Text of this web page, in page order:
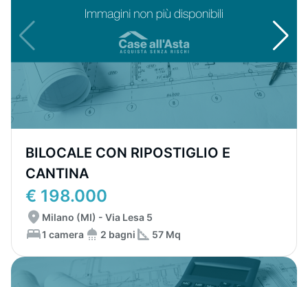
BILOCALE CON RIPOSTIGLIO E
CANTINA
€ 198.000
Milano (MI) - Via Lesa 5
1 camera
2 bagni 57 Mq